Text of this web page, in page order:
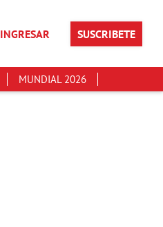
INGRESAR SUSCRIBETE
MUNDIAL 2026